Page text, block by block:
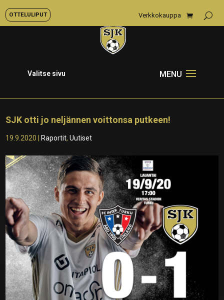
OTTELULIPUT Verkkokauppa
Valitse sivu
SJK otti jo neljännen voittonsa putkeen!
19.9.2020 Raportit,Uutiset